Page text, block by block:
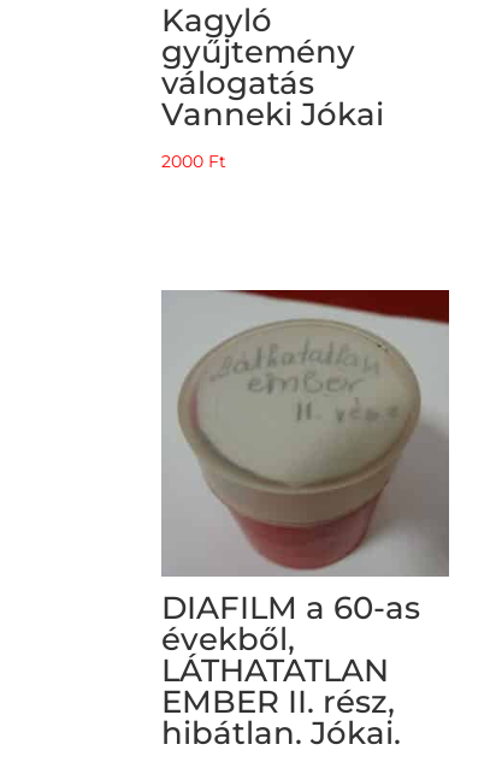
Kagyló
gyűjtemény
válogatás
Vanneki Jókai
2000 Ft
DIAFILM a 60-as
évekből,
LÁTHATATLAN
EMBER II. rész,
hibátlan. Jókai.